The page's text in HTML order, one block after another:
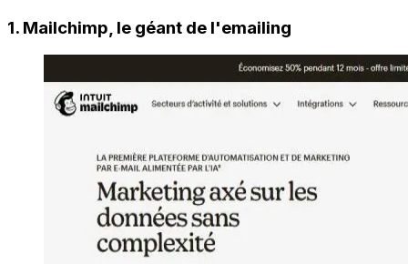
1. Mailchimp, le géant de l'emailing